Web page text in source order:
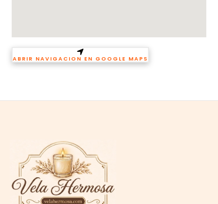
ABRIR NAVIGACION EN GOOGLE MAPS